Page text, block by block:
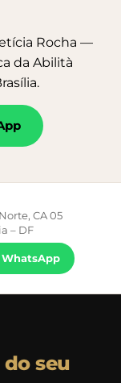
Rocha —
da Abilità
CA 05
– DF
WhatsApp
seu